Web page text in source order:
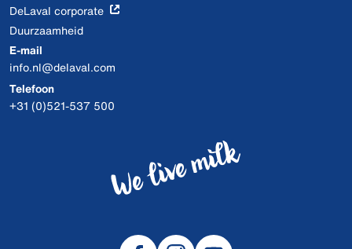
DeLaval corporate
Duurzaamheid
E-mail
info.nl@delaval.com
Telefoon
+31 (0)521-537 500